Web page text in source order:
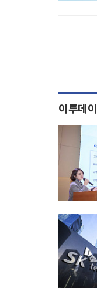
이투데이